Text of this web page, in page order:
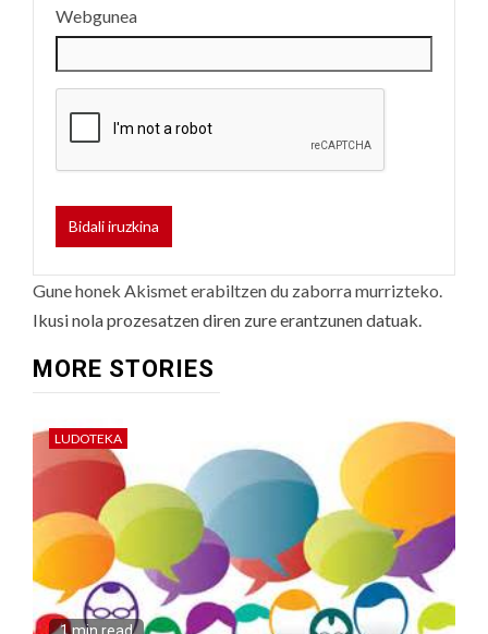
Webgunea
Gune honek Akismet erabiltzen du zaborra murrizteko.
Ikusi nola prozesatzen diren zure erantzunen datuak.
MORE STORIES
LUDOTEKA
1 min read